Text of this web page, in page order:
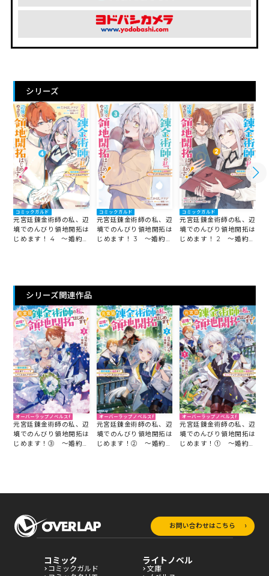
シリーズ
コミックガルド
元宮廷錬金術師の私、辺
境でのんびり領地開拓は
じめます！ 4 ～婚約破
コミックガルド
元宮廷錬金術師の私、辺
境でのんびり領地開拓は
じめます！ 3 ～婚約破
コミックガルド
元宮廷錬金術師の私、辺
境でのんびり領地開拓は
じめます！ 2 ～婚約破
シリーズ関連作品
オーバーラップノベルスf
元宮廷錬金術師の私、辺
境でのんびり領地開拓は
じめます！③ ～婚約破
オーバーラップノベルスf
元宮廷錬金術師の私、辺
境でのんびり領地開拓は
じめます！② ～婚約破
オーバーラップノベルスf
元宮廷錬金術師の私、辺
境でのんびり領地開拓は
じめます！① ～婚約破
お問い合わせはこちら
コミック
コミックガルド
ライトノベル
文庫